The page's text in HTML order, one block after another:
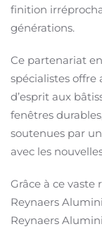
finition
générations.
Ce partenariat
spécialistes
d’esprit aux
fenêtres
soutenues par
avec les
Grâce à ce vaste
Reynaers
Reynaers